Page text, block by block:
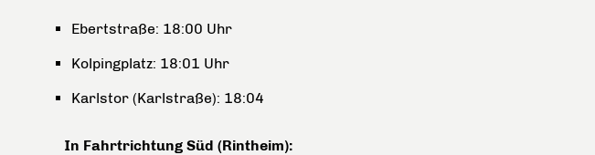
Ebertstraße: 18:00 Uhr
Kolpingplatz: 18:01 Uhr
Karlstor (Karlstraße): 18:04
In Fahrtrichtung Süd (Rintheim):